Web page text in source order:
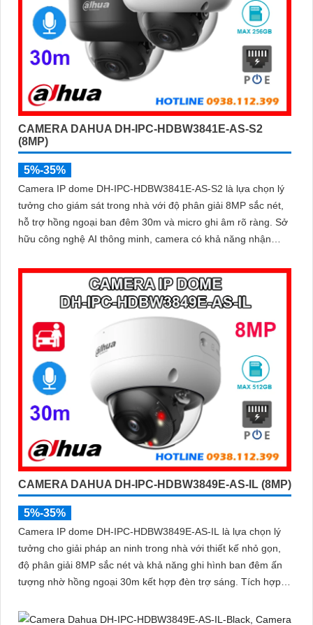
CAMERA DAHUA DH-IPC-HDBW3841E-AS-S2
(8MP)
5%-35%
Camera IP dome DH-IPC-HDBW3841E-AS-S2 là lựa chọn lý
tưởng cho giám sát trong nhà với độ phân giải 8MP sắc nét,
hỗ trợ hồng ngoại ban đêm 30m và micro ghi âm rõ ràng. Sở
hữu công nghệ AI thông minh, camera có khả năng nhận
tăng độ chính xác trong cảnh báo an ninh
CAMERA DAHUA DH-IPC-HDBW3849E-AS-IL (8MP)
5%-35%
Camera IP dome DH-IPC-HDBW3849E-AS-IL là lựa chọn lý
tưởng cho giải pháp an ninh trong nhà với thiết kế nhỏ gọn,
độ phân giải 8MP sắc nét và khả năng ghi hình ban đêm ấn
tượng nhờ hồng ngoại 30m kết hợp đèn trợ sáng. Tích hợp
thông minh giúp phân biệt chính xác người và phương tiện hỗ